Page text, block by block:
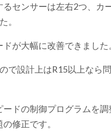
センサーは左右2つ、カ
。
が大幅に改善できました
で設計上はR15以上なら
ドの制御プログラムを
修正です。